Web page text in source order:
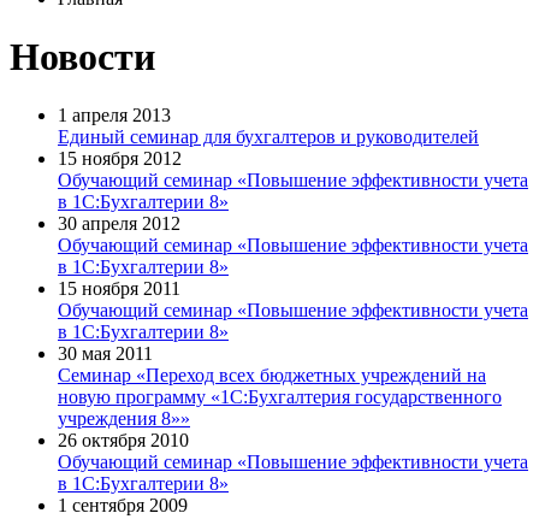
Новости
1 апреля 2013
Единый семинар для бухгалтеров и руководителей
15 ноября 2012
Обучающий семинар «Повышение эффективности учета
в 1С:Бухгалтерии 8»
30 апреля 2012
Обучающий семинар «Повышение эффективности учета
в 1С:Бухгалтерии 8»
15 ноября 2011
Обучающий семинар «Повышение эффективности учета
в 1С:Бухгалтерии 8»
30 мая 2011
Семинар «Переход всех бюджетных учреждений на
новую программу «1С:Бухгалтерия государственного
учреждения 8»»
26 октября 2010
Обучающий семинар «Повышение эффективности учета
в 1С:Бухгалтерии 8»
1 сентября 2009